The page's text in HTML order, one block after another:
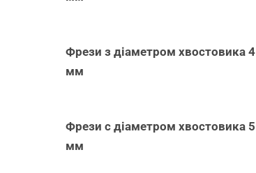
Фрези з діаметром хвостовика 4
мм
Фрези с діаметром хвостовика 5
мм